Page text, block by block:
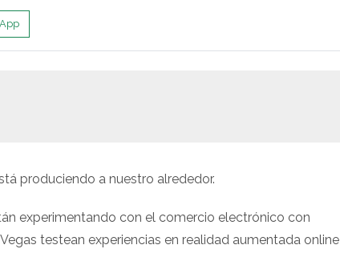
produciendo a nuestro alrededor.
experimentando con el comercio electrónico con
testean experiencias en realidad aumentada online